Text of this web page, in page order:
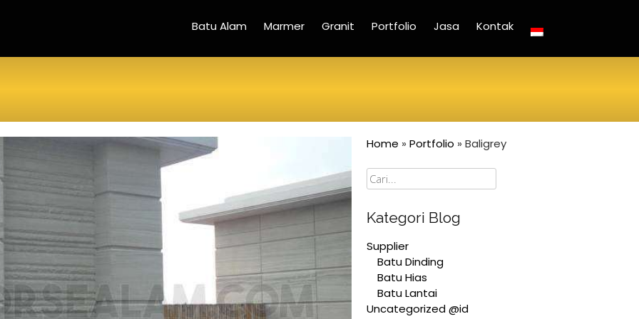
Batu Alam Marmer Granit Portfolio Jasa Kontak
Home » Portfolio » Baligrey
Cari
Kategori Blog
Supplier
Batu Dinding
Batu Hias
Batu Lantai
Uncategorized @id